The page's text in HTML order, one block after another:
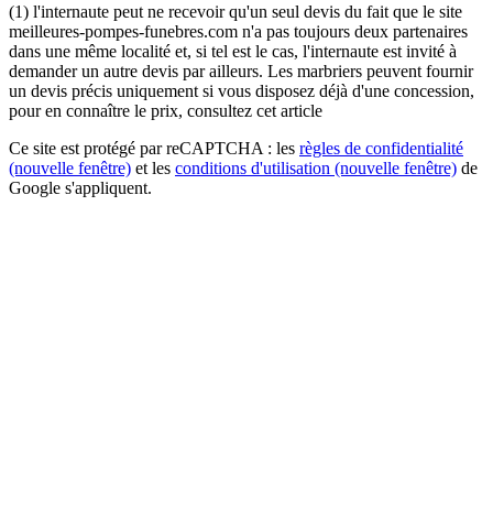
(1) l'internaute peut ne recevoir qu'un seul devis du fait que le site
meilleures-pompes-funebres.com n'a pas toujours deux partenaires
dans une même localité et, si tel est le cas, l'internaute est invité à
demander un autre devis par ailleurs. Les marbriers peuvent fournir
un devis précis uniquement si vous disposez déjà d'une concession,
pour en connaître le prix, consultez cet article
Ce site est protégé par reCAPTCHA : les règles de confidentialité
(nouvelle fenêtre) et les conditions d'utilisation (nouvelle fenêtre) de
Google s'appliquent.